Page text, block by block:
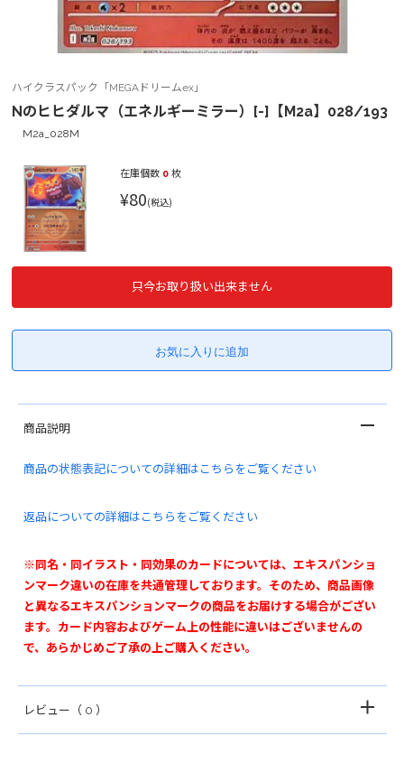
ハイクラスパック「MEGAドリームex」
Nのヒヒダルマ（エネルギーミラー）[-]【M2a】028/193
M2a_028M
在庫個数 0 枚
¥80(税込)
只今お取り扱い出来ません
商品説明
商品の状態表記についての詳細はこちらをご覧ください
返品についての詳細はこちらをご覧ください
※同名・同イラスト・同効果のカードについては、エキスパンショ
ンマーク違いの在庫を共通管理しております。そのため、商品画像
と異なるエキスパンションマークの商品をお届けする場合がござい
ます。カード内容およびゲーム上の性能に違いはございませんの
で、あらかじめご了承の上ご購入ください。
レビュー （ 0 ）